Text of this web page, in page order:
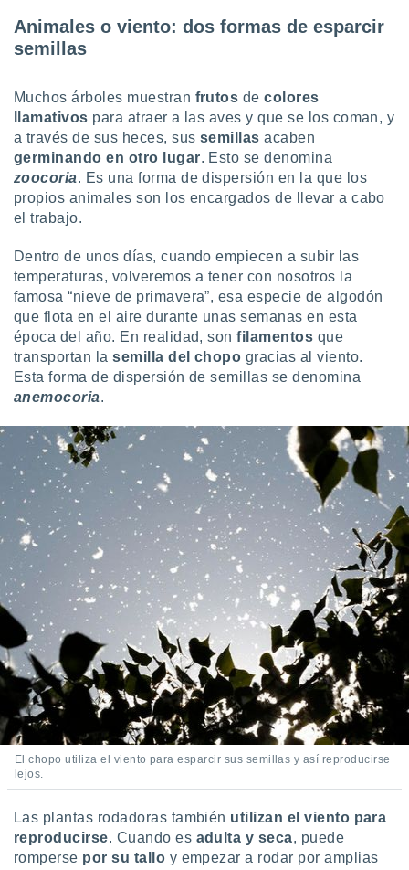
cookies
de
sitio
de que
sean
el sitio
se
para
ni para
o
aunque
no
Puedes
acceder a
a
abono
únicos
similares
como
IP
de
traten tus
en
Animales o viento: dos formas de esparcir
semillas
Muchos árboles muestran frutos decolores
llamativos para atraer a las aves y que se los coman, y
a través de sus heces, sus semillas acaben
germinando en otro lugar. Esto se denomina
zoocoria. Es una forma de dispersión en la que los
propios animales son los encargados de llevar a cabo
el trabajo.
Dentro de unos días, cuando empiecen a subir las
temperaturas, volveremos a tener con nosotros la
famosa “nieve de primavera”, esa especie de algodón
que flota en el aire durante unas semanas en esta
época del año. En realidad, sonfilamentos que
transportan lasemilla del chopo gracias al viento.
Esta forma de dispersión de semillas se denomina
anemocoria.
El chopo utiliza el viento para esparcir sus semillas y así reproducirse
lejos.
Las plantas rodadoras también utilizan el viento para
reproducirse. Cuando es adulta y seca, puede
romperse por su tallo y empezar a rodar por amplias